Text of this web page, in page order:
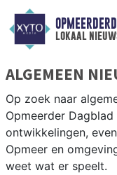
lokaal
ALGEMEEN
Op zoek naar
Opmeerder
ontwikkelingen,
Opmeer en
weet wat er speelt.